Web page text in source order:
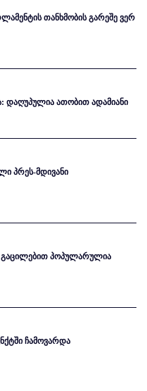
თანხმობის გარეშე ვერ
დაღუპულია ათობით ადამიანი
პრეს-მდივანი
პოპულარულია
ჩამოვარდა